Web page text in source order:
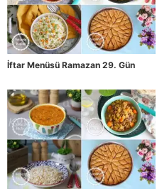
İftar Menüsü Ramazan 29. Gün